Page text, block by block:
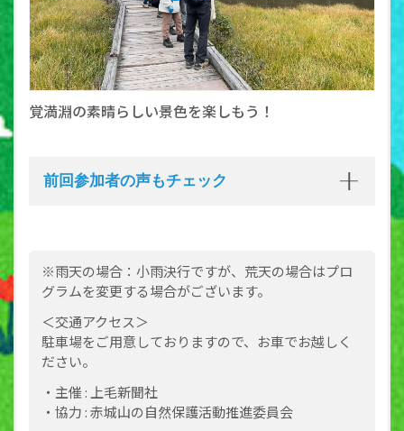
覚満淵の素晴らしい景色を楽しもう！
前回参加者の声もチェック
※雨天の場合：小雨決行ですが、荒天の場合はプロ
グラムを変更する場合がございます。
＜交通アクセス＞
駐車場をご用意しておりますので、お車でお越しく
ださい。
・主催 : 上毛新聞社
・協力 : 赤城山の自然保護活動推進委員会